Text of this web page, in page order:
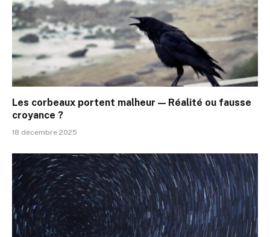
Les corbeaux portent malheur — Réalité ou fausse
croyance ?
18 décembre 2025